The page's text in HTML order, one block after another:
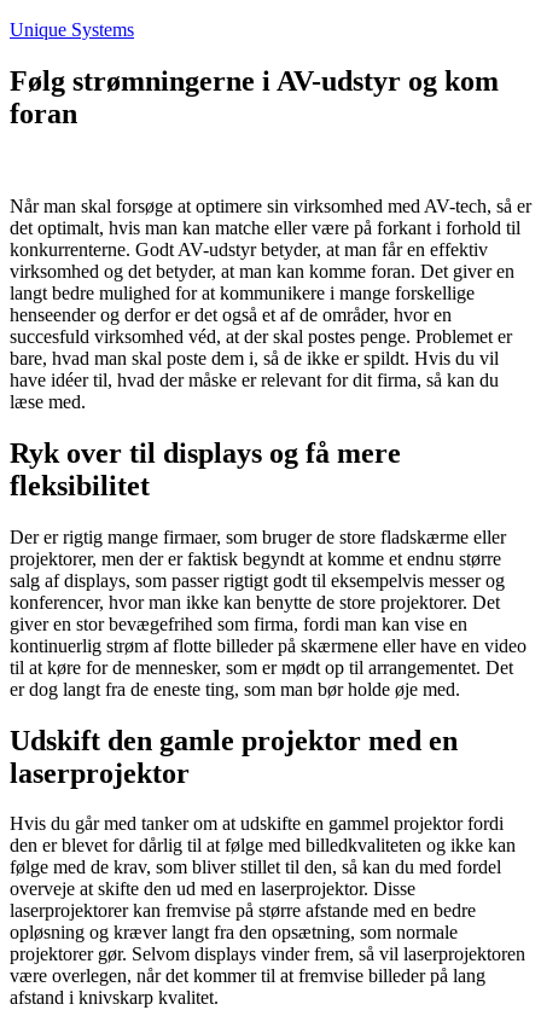
Fortsæt
indhold
Unique Systems
Følg strømningerne i AV-udstyr og kom
foran
Når man skal forsøge at optimere sin virksomhed med AV-tech, så er
det optimalt, hvis man kan matche eller være på forkant i forhold til
konkurrenterne. Godt AV-udstyr betyder, at man får en effektiv
virksomhed og det betyder, at man kan komme foran. Det giver en
langt bedre mulighed for at kommunikere i mange forskellige
henseender og derfor er det også et af de områder, hvor en
succesfuld virksomhed véd, at der skal postes penge. Problemet er
bare, hvad man skal poste dem i, så de ikke er spildt. Hvis du vil
have idéer til, hvad der måske er relevant for dit firma, så kan du
læse med.
Ryk over til displays og få mere
fleksibilitet
Der er rigtig mange firmaer, som bruger de store fladskærme eller
projektorer, men der er faktisk begyndt at komme et endnu større
salg af displays, som passer rigtigt godt til eksempelvis messer og
konferencer, hvor man ikke kan benytte de store projektorer. Det
giver en stor bevægefrihed som firma, fordi man kan vise en
kontinuerlig strøm af flotte billeder på skærmene eller have en video
til at køre for de mennesker, som er mødt op til arrangementet. Det
er dog langt fra de eneste ting, som man bør holde øje med.
Udskift den gamle projektor med en
laserprojektor
Hvis du går med tanker om at udskifte en gammel projektor fordi
den er blevet for dårlig til at følge med billedkvaliteten og ikke kan
følge med de krav, som bliver stillet til den, så kan du med fordel
overveje at skifte den ud med en laserprojektor. Disse
laserprojektorer kan fremvise på større afstande med en bedre
opløsning og kræver langt fra den opsætning, som normale
projektorer gør. Selvom displays vinder frem, så vil laserprojektoren
være overlegen, når det kommer til at fremvise billeder på lang
afstand i knivskarp kvalitet.